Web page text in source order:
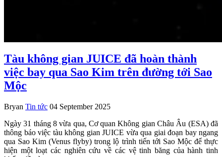
Tàu không gian JUICE đã hoàn thành
việc bay qua Sao Kim trên đường tới Sao
Mộc
Bryan Tin tức 04 September 2025
Ngày 31 tháng 8 vừa qua, Cơ quan Không gian Châu Âu (ESA) đã
thông báo việc tàu không gian JUICE vừa qua giai đoạn bay ngang
qua Sao Kim (Venus flyby) trong lộ trình tiến tới Sao Mộc để thực
hiện một loạt các nghiên cứu về các vệ tinh băng của hành tinh